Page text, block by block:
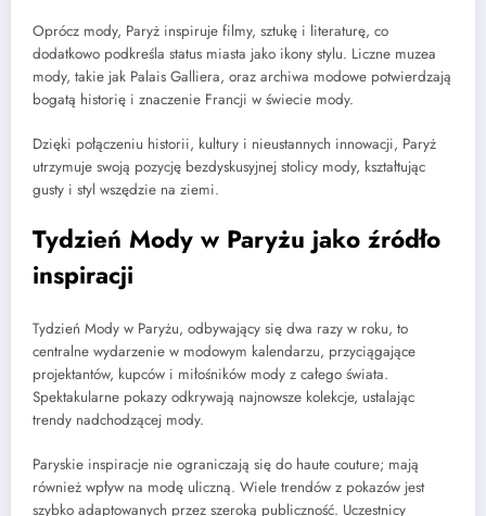
Oprócz mody, Paryż inspiruje filmy, sztukę i literaturę, co
dodatkowo podkreśla status miasta jako ikony stylu. Liczne muzea
mody, takie jak Palais Galliera, oraz archiwa modowe potwierdzają
bogatą historię i znaczenie Francji w świecie mody.
Dzięki połączeniu historii, kultury i nieustannych innowacji, Paryż
utrzymuje swoją pozycję bezdyskusyjnej stolicy mody, kształtując
gusty i styl wszędzie na ziemi.
Tydzień Mody w Paryżu jako źródło
inspiracji
Tydzień Mody w Paryżu, odbywający się dwa razy w roku, to
centralne wydarzenie w modowym kalendarzu, przyciągające
projektantów, kupców i miłośników mody z całego świata.
Spektakularne pokazy odkrywają najnowsze kolekcje, ustalając
trendy nadchodzącej mody.
Paryskie inspiracje nie ograniczają się do haute couture; mają
również wpływ na modę uliczną. Wiele trendów z pokazów jest
szybko adaptowanych przez szeroką publiczność. Uczestnicy